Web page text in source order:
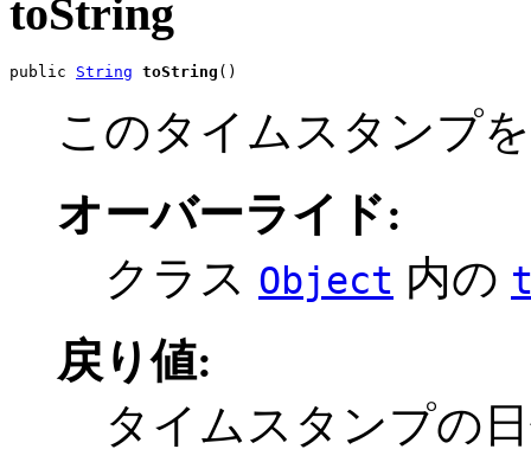
toString
public String toString ()
このタイムスタンプ
オーバーライド:
クラス Object 内の
戻り値:
タイムスタンプの